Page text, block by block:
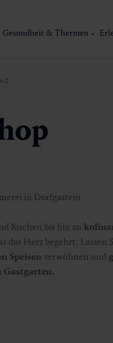
Gesundheit & Thermen
Z
in Dorfgastein
Kuchen bis hin zu
das Herz begehrt. Lassen
Speisen verwöhnen und
Gastgarten.